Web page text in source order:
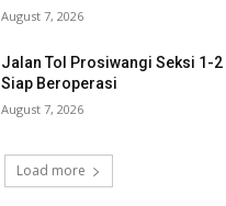
August 7, 2026
Jalan Tol Prosiwangi Seksi 1-2
Siap Beroperasi
August 7, 2026
Load more